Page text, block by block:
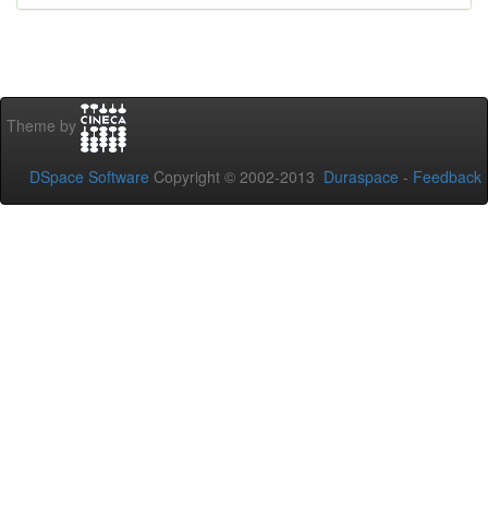
Theme by
DSpace Software Copyright © 2002-2013 Duraspace - Feedback